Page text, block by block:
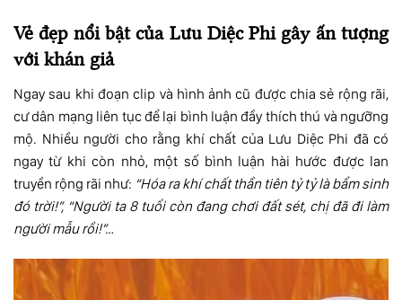
Vẻ đẹp nổi bật của Lưu Diệc Phi gây ấn tượng
với khán giả
Ngay sau khi đoạn clip và hình ảnh cũ được chia sẻ rộng rãi,
cư dân mạng liên tục để lại bình luận đầy thích thú và ngưỡng
mộ. Nhiều người cho rằng khí chất của Lưu Diệc Phi đã có
ngay từ khi còn nhỏ, một số bình luận hài hước được lan
truyền rộng rãi như: “Hóa ra khí chất thần tiên tỷ tỷ là bẩm sinh
đó trời!”, “Người ta 8 tuổi còn đang chơi đất sét, chị đã đi làm
người mẫu rồi!”…